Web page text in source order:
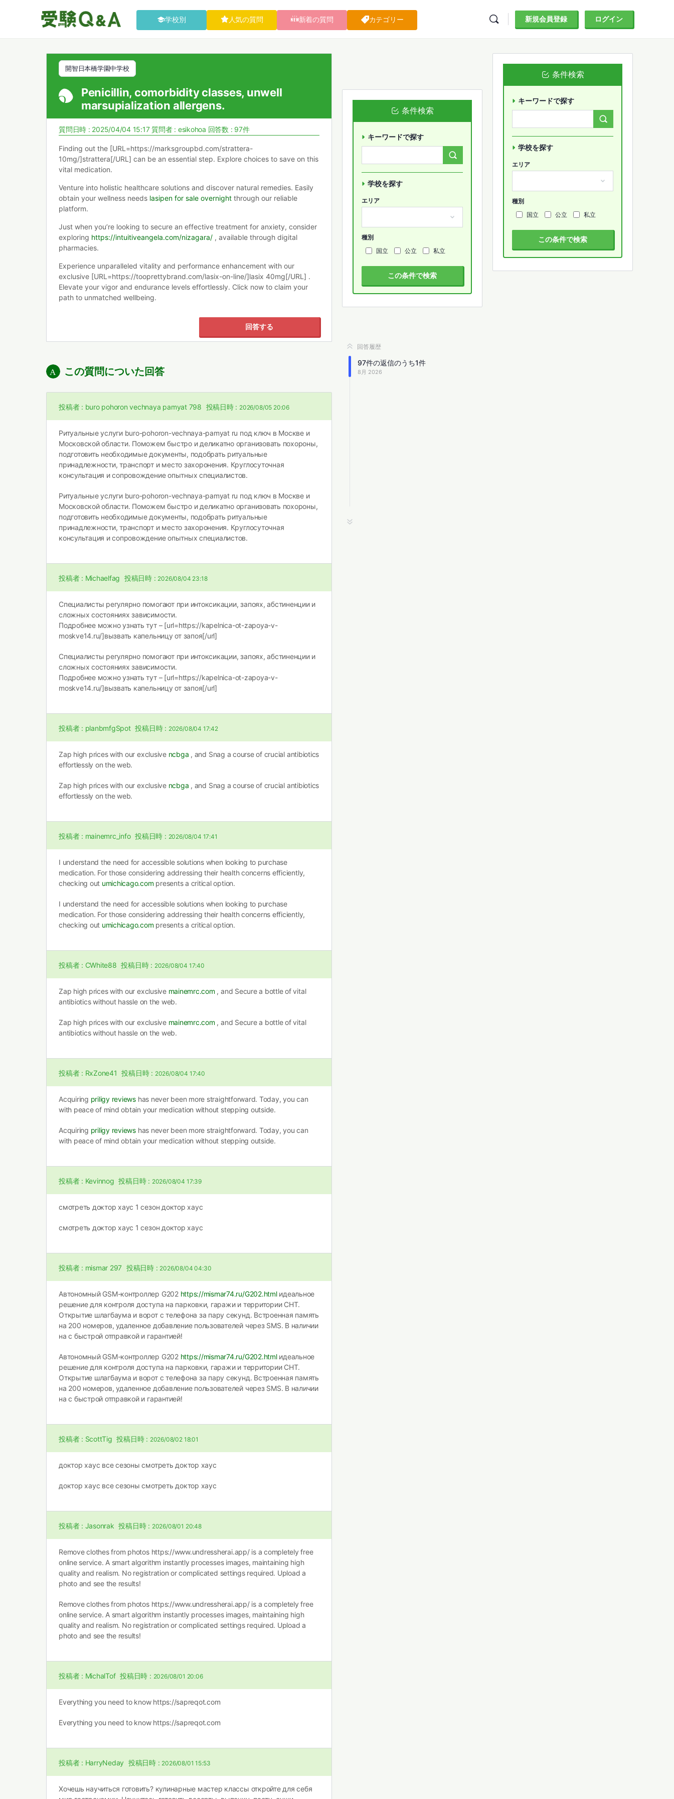
学校別 人気の質問 新着の質問 カテゴリー 新規会員登録 ログイン
開智日本橋学園中学校
Penicillin, comorbidity classes, unwell
marsupialization allergens.
質問日時 : 2025/04/04 15:17質問者 : esikohoa 回答数 : 97件
Finding out the [URL=https://marksgroupbd.com/strattera-
10mg/]strattera[/URL] can be an essential step. Explore choices to save on this
vital medication.
Venture into holistic healthcare solutions and discover natural remedies. Easily
obtain your wellness needs lasipen for sale overnight through our reliable
platform.
Just when you’re looking to secure an effective treatment for anxiety, consider
exploring https://intuitiveangela.com/nizagara/ , available through digital
pharmacies.
Experience unparalleled vitality and performance enhancement with our
exclusive [URL=https://tooprettybrand.com/lasix-on-line/]lasix 40mg[/URL] .
Elevate your vigor and endurance levels effortlessly. Click now to claim your
path to unmatched wellbeing.
回答する
この質問についた回答
投稿者 : buro pohoron vechnaya pamyat 798 投稿日時 : 2026/08/05 20:06
Ритуальные услуги buro-pohoron-vechnaya-pamyat ru под ключ в Москве и
Московской области. Поможем быстро и деликатно организовать похороны,
подготовить необходимые документы, подобрать ритуальные
принадлежности, транспорт и место захоронения. Круглосуточная
консультация и сопровождение опытных специалистов.
Ритуальные услуги buro-pohoron-vechnaya-pamyat ru под ключ в Москве и
Московской области. Поможем быстро и деликатно организовать похороны,
подготовить необходимые документы, подобрать ритуальные
принадлежности, транспорт и место захоронения. Круглосуточная
консультация и сопровождение опытных специалистов.
投稿者 : Michaelfag 投稿日時 : 2026/08/04 23:18
Специалисты регулярно помогают при интоксикации, запоях, абстиненции и
сложных состояниях зависимости.
Подробнее можно узнать тут – [url=https://kapelnica-ot-zapoya-v-
moskve14.ru/]вызвать капельницу от запоя[/url]
Специалисты регулярно помогают при интоксикации, запоях, абстиненции и
сложных состояниях зависимости.
Подробнее можно узнать тут – [url=https://kapelnica-ot-zapoya-v-
moskve14.ru/]вызвать капельницу от запоя[/url]
投稿者 : planbmfgSpot 投稿日時 : 2026/08/04 17:42
Zap high prices with our exclusive ncbga , and Snag a course of crucial antibiotics
effortlessly on the web.
Zap high prices with our exclusive ncbga , and Snag a course of crucial antibiotics
effortlessly on the web.
投稿者 : mainemrc_info 投稿日時 : 2026/08/04 17:41
I understand the need for accessible solutions when looking to purchase
medication. For those considering addressing their health concerns efficiently,
checking out umichicago.com presents a critical option.
I understand the need for accessible solutions when looking to purchase
medication. For those considering addressing their health concerns efficiently,
checking out umichicago.com presents a critical option.
投稿者 : CWhite88 投稿日時 : 2026/08/04 17:40
Zap high prices with our exclusive mainemrc.com , and Secure a bottle of vital
antibiotics without hassle on the web.
Zap high prices with our exclusive mainemrc.com , and Secure a bottle of vital
antibiotics without hassle on the web.
投稿者 : RxZone41 投稿日時 : 2026/08/04 17:40
Acquiring priligy reviews has never been more straightforward. Today, you can
with peace of mind obtain your medication without stepping outside.
Acquiring priligy reviews has never been more straightforward. Today, you can
with peace of mind obtain your medication without stepping outside.
投稿者 : Kevinnog 投稿日時 : 2026/08/04 17:39
смотреть доктор хаус 1 сезон доктор хаус
смотреть доктор хаус 1 сезон доктор хаус
投稿者 : mismar 297 投稿日時 : 2026/08/04 04:30
Автономный GSM-контроллер G202 https://mismar74.ru/G202.htmlидеальное
решение для контроля доступа на парковки, гаражи и территории СНТ.
Открытие шлагбаума и ворот с телефона за пару секунд. Встроенная память
на 200 номеров, удаленное добавление пользователей через SMS. В наличии
на с быстрой отправкой и гарантией!
Автономный GSM-контроллер G202 https://mismar74.ru/G202.htmlидеальное
решение для контроля доступа на парковки, гаражи и территории СНТ.
Открытие шлагбаума и ворот с телефона за пару секунд. Встроенная память
на 200 номеров, удаленное добавление пользователей через SMS. В наличии
на с быстрой отправкой и гарантией!
投稿者 : ScottTig 投稿日時 : 2026/08/02 18:01
доктор хаус все сезонысмотреть доктор хаус
доктор хаус все сезонысмотреть доктор хаус
投稿者 : Jasonrak 投稿日時 : 2026/08/01 20:48
Remove clothes from photos https://www.undressherai.app/ is a completely free
online service. A smart algorithm instantly processes images, maintaining high
quality and realism. No registration or complicated settings required. Upload a
photo and see the results!
Remove clothes from photos https://www.undressherai.app/ is a completely free
online service. A smart algorithm instantly processes images, maintaining high
quality and realism. No registration or complicated settings required. Upload a
photo and see the results!
投稿者 : MichalTof 投稿日時 : 2026/08/01 20:06
Everything you need to know https://sapreqot.com
Everything you need to know https://sapreqot.com
投稿者 : HarryNeday 投稿日時 : 2026/08/01 15:53
Хочешь научиться готовить? кулинарные мастер классы откройте для себя
回答履歴
97件の返信のうち1件
8月 2026
条件検索
キーワードで探す
学校を探す
エリア
種別
国立
公立 私立
この条件で検索
条件検索
キーワードで探す
学校を探す
エリア
種別
国立
公立 私立
この条件で検索